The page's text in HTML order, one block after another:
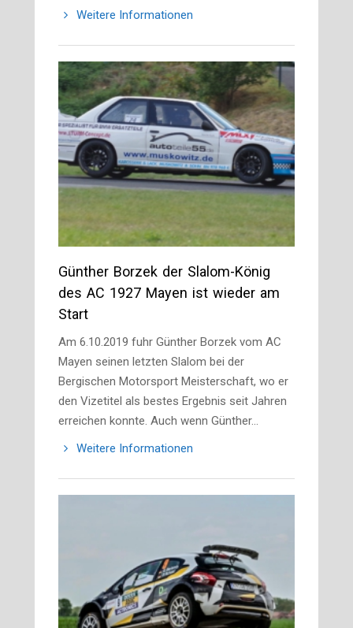
Weitere Informationen
Günther Borzek der Slalom-König
des AC 1927 Mayen ist wieder am
Start
Am 6.10.2019 fuhr Günther Borzek vom AC
Mayen seinen letzten Slalom bei der
Bergischen Motorsport Meisterschaft, wo er
den Vizetitel als bestes Ergebnis seit Jahren
erreichen konnte. Auch wenn Günther…
Weitere Informationen